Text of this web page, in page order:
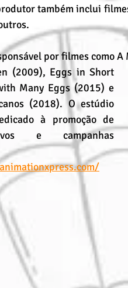
também inclui
por filmes como
Many Eggs (2015) e
(2018). O estúdio
à promoção de
e campanhas